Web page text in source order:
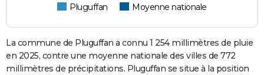
Pluguffan Moyenne nationale
La commune de Pluguffan a connu 1 254 millimètres de pluie
en 2025, contre une moyenne nationale des villes de 772
millimètres de précipitations. Pluguffan se situe à la position